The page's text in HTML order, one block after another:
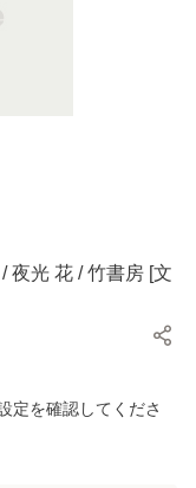
夜光 花 / 竹書房 [文
定を確認してくださ